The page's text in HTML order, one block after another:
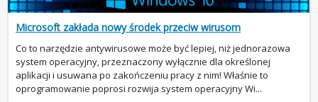
Microsoft zakłada nowy środek przeciw wirusom
Co to narzędzie antywirusowe może być lepiej, niż jednorazowa
system operacyjny, przeznaczony wyłącznie dla określonej
aplikacji i usuwana po zakończeniu pracy z nim! Właśnie to
oprogramowanie poprosi rozwija system operacyjny Wi...